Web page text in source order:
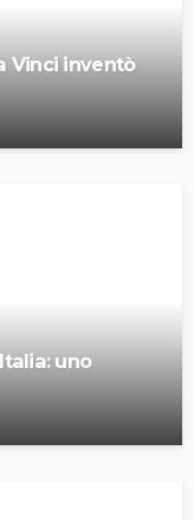
Vinci inventò
uno